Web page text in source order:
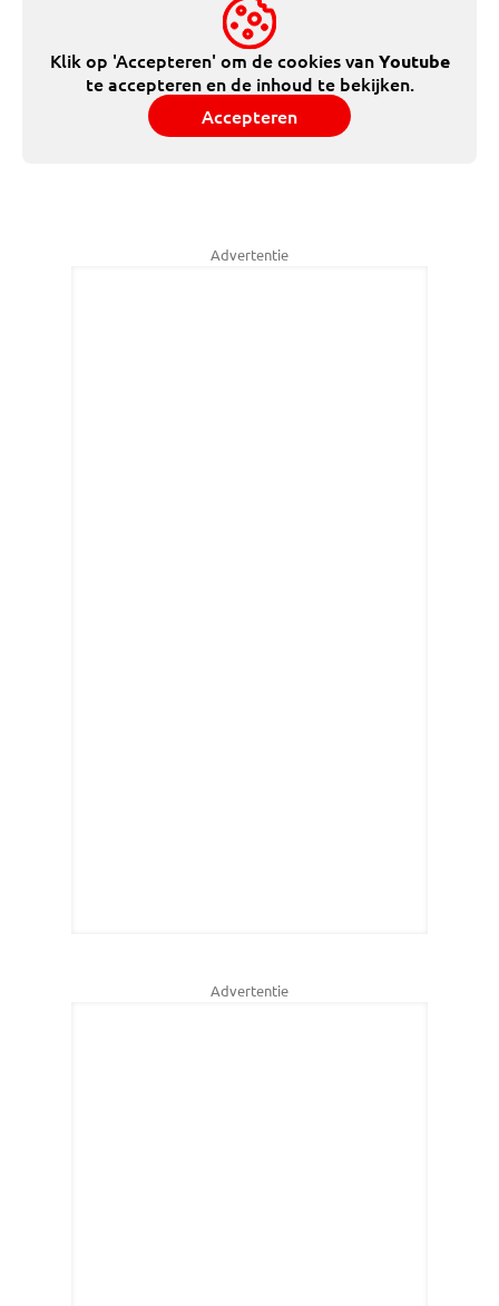
Klik op 'Accepteren' om de cookies vanYoutube
te accepteren en de inhoud te bekijken.
Accepteren
Advertentie
Advertentie